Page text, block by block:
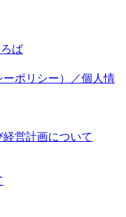
ば
ポリシー）／個人情
営計画について